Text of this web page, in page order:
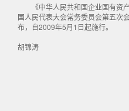
《中华人民共和国企业国有资
国人民代表大会常务委员会第五次
布，自2009年5月1日起施行。
中华人民
胡锦涛
2008年